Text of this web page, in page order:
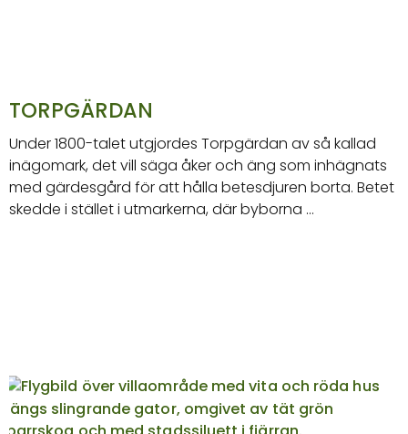
TORPGÄRDAN
Under 1800-talet utgjordes Torpgärdan av så kallad
inägomark, det vill säga åker och äng som inhägnats
med gärdesgård för att hålla betesdjuren borta. Betet
skedde i stället i utmarkerna, där byborna …